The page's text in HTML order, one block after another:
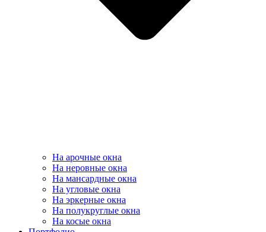
На арочные окна
На неровные окна
На мансардные окна
На угловые окна
На эркерные окна
На полукруглые окна
На косые окна